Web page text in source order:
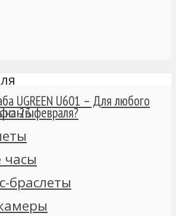
на 23 февраля?
UGREEN U601 – Для любого
браслеты